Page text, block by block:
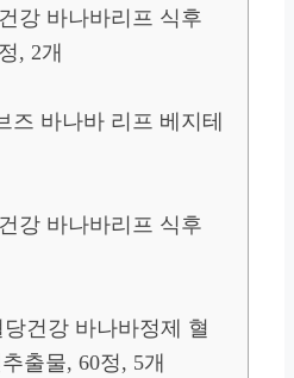
강 바나바리프 식후
, 2개
즈 바나바 리프 베지테
강 바나바리프 식후
건강 바나바정제 혈
출물, 60정, 5개